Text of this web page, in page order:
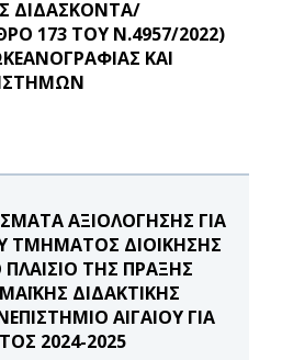
ΔΙΔΑΣΚΟΝΤΑ/
173 ΤΟΥ Ν.4957/2022)
ΚΑΙ
ΑΞΙΟΛΟΓΗΣΗΣ ΓΙΑ
ΤΜΗΜΑΤΟΣ ΔΙΟΙΚΗΣΗΣ
ΠΛΑΙΣΙΟ ΤΗΣ ΠΡΑΞΗΣ
ΔΙΔΑΚΤΙΚΗΣ
ΑΙΓΑΙΟΥ ΓΙΑ
2024-2025